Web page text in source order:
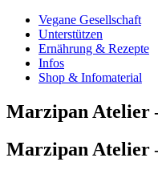
Vegane Gesellschaft
Unterstützen
Ernährung & Rezepte
Infos
Shop & Infomaterial
Marzipan Atelier
Marzipan Atelier